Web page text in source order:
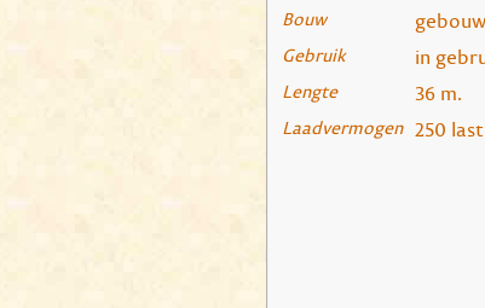
Bouw
Gebruik in
Lengte 36 m.
Laadvermogen 250